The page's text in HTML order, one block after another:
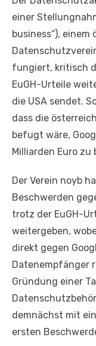
einer
business“),
fungiert, kritisch
EuGH-Urteile
die USA sendet.
dass die
befugt wäre,
Milliarden Euro zu
Der Verein noyb
Beschwerden
trotz der EuGH-
weitergeben,
direkt gegen
Datenempfänger
Gründung einer
demnächst mit
ersten